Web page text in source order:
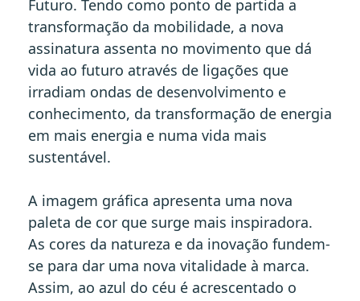
Futuro. Tendo como ponto de partida a
transformação da mobilidade, a nova
assinatura assenta no movimento que dá
vida ao futuro através de ligações que
irradiam ondas de desenvolvimento e
conhecimento, da transformação de energia
em mais energia e numa vida mais
sustentável.
A imagem gráfica apresenta uma nova
paleta de cor que surge mais inspiradora.
As cores da natureza e da inovação fundem-
se para dar uma nova vitalidade à marca.
Assim, ao azul do céu é acrescentado o